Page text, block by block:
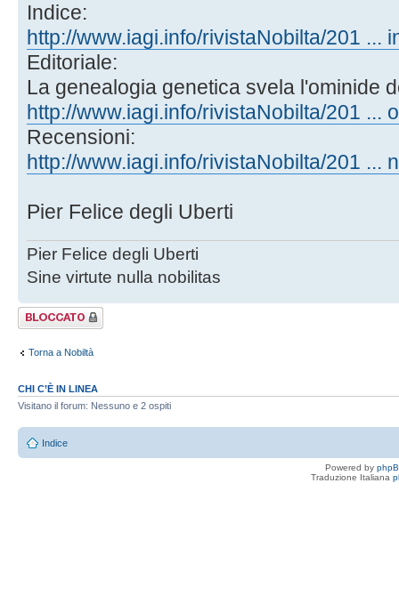
Indice:
http://www.iagi.info/rivistaNobilta/201 ...
Editoriale:
La genealogia genetica svela l'ominide
http://www.iagi.info/rivistaNobilta/201 ...
Recensioni:
http://www.iagi.info/rivistaNobilta/201 ...
Pier Felice degli Uberti
Pier Felice degli Uberti
Sine virtute nulla nobilitas
Argomento
bloccato
Torna a Nobiltà
CHI C’È IN LINEA
Visitano il forum: Nessuno e 2 ospiti
Indice
Powered by
Traduzione Italiana